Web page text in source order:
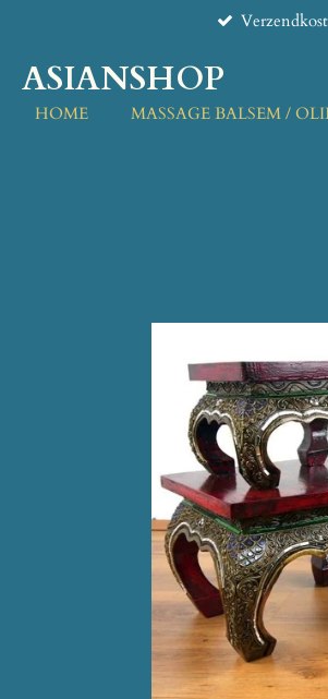
naar
de
hoofdinhoud
ASIANSHOP
HOME MASSAGE BALSEM /